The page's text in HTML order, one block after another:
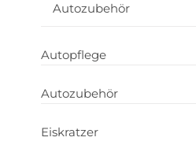
Autozubehör
Autopflege
Autozubehör
Eiskratzer